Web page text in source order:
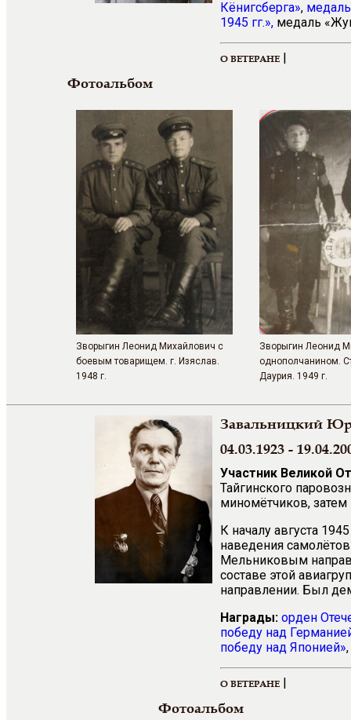
Кёнигсберга»,
1945 гг.», медаль
О ВЕТЕРАНЕ |
Фотоальбом
Зворыгин Леонид Михайлович с
боевым товарищем. г. Изяслав.
1948 г.
Зворыгин Леонид
однополчанином.
Даурия. 1949 г.
Завальницкий
04.03.1923 -
Участник Великой
Тайгинского
миномётчиков,
К началу августа
наведения
Мельниковым
составе этой
направлении. Был
Награды: орден
победу над
победу над Японией»
О ВЕТЕРАНЕ |
Фотоальбом